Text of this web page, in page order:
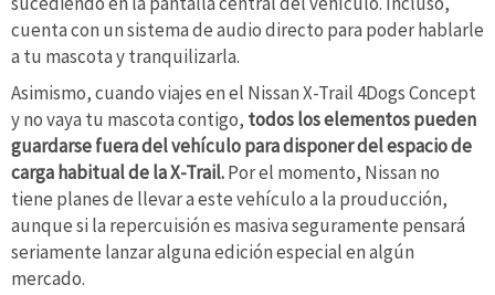
cuenta con un sistema de audio directo para poder hablarle
a tu mascota y tranquilizarla.
Asimismo, cuando viajes en el Nissan X-Trail 4Dogs Concept
y no vaya tu mascota contigo, todos los elementos pueden
guardarse fuera del vehículo para disponer del espacio de
carga habitual de la X-Trail.Por el momento, Nissan no
tiene planes de llevar a este vehículo a la prouducción,
aunque si la repercuisión es masiva seguramente pensará
seriamente lanzar alguna edición especial en algún
mercado.